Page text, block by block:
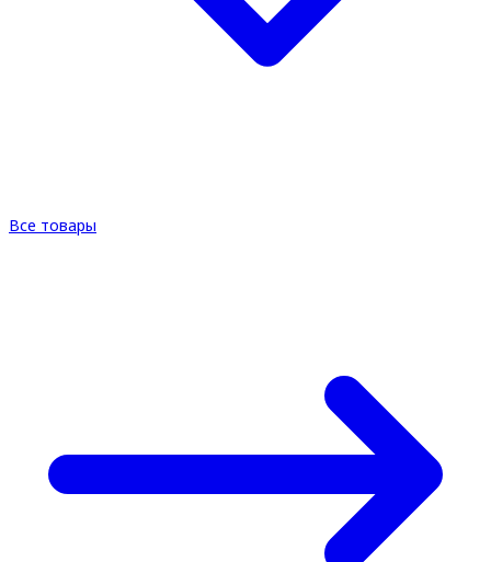
Все товары